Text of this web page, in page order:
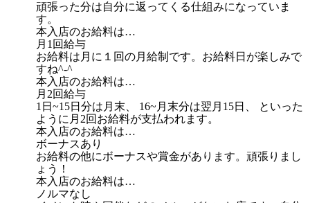
頑張った分は自分に返ってくる仕組みになっていま
す。
本入店のお給料は…
月1回給与
お給料は月に１回の月給制です。お給料日が楽しみで
すね^-^
本入店のお給料は…
月2回給与
1日~15日分は月末、 16~月末分は翌月15日、 といった
ように月2回お給料が支払われます。
本入店のお給料は…
ボーナスあり
お給料の他にボーナスや賞金があります。頑張りまし
ょう！
本入店のお給料は…
ノルマなし